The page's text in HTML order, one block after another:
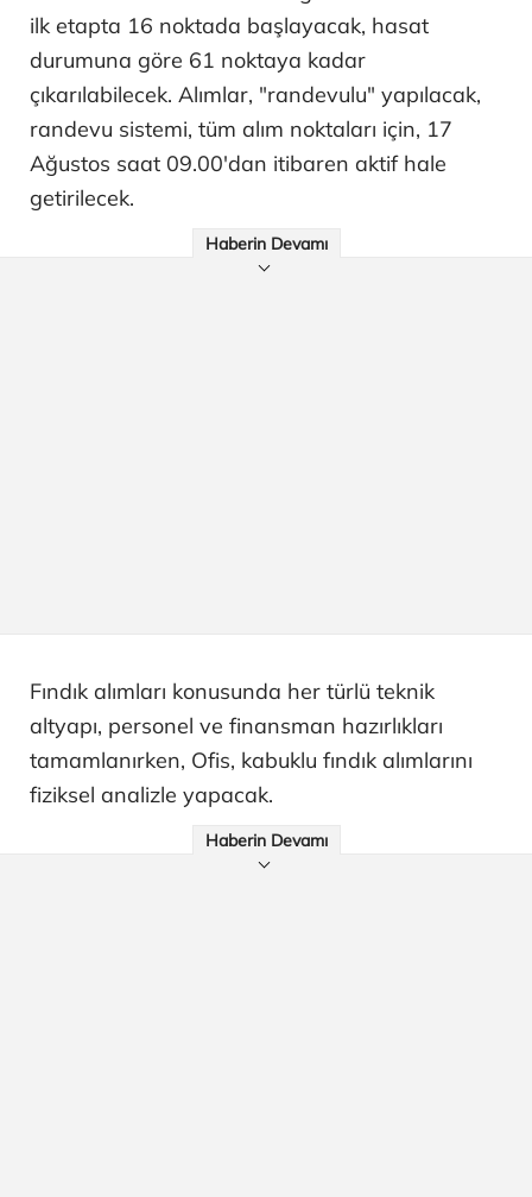
ilk etapta 16 noktada başlayacak, hasat
durumuna göre 61 noktaya kadar
çıkarılabilecek. Alımlar, "randevulu" yapılacak,
randevu sistemi, tüm alım noktaları için, 17
Ağustos saat 09.00'dan itibaren aktif hale
getirilecek.
Haberin Devamı
Fındık alımları konusunda her türlü teknik
altyapı, personel ve finansman hazırlıkları
tamamlanırken, Ofis, kabuklu fındık alımlarını
fiziksel analizle yapacak.
Haberin Devamı